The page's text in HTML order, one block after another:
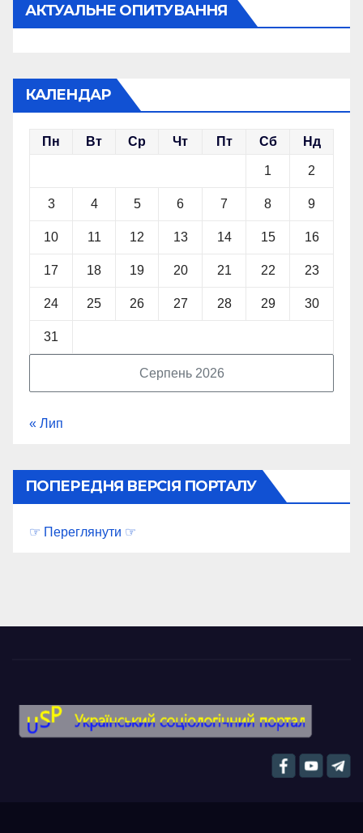
АКТУАЛЬНЕ ОПИТУВАННЯ
КАЛЕНДАР
Серпень 2026
Пн Вт Ср Чт Пт Сб Нд
1 2
3 4 5 6 7 8 9
10 11 12 13 14 15 16
17 18 19 20 21 22 23
24 25 26 27 28 29 30
31
« Лип
ПОПЕРЕДНЯ ВЕРСІЯ ПОРТАЛУ
☞ Переглянути ☞